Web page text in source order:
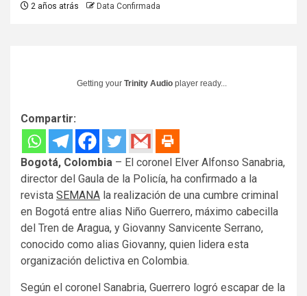
2 años atrás Data Confirmada
Getting your Trinity Audio player ready...
Compartir:
Bogotá, Colombia – El coronel Elver Alfonso Sanabria,
director del Gaula de la Policía, ha confirmado a la
revista SEMANA la realización de una cumbre criminal
en Bogotá entre alias Niño Guerrero, máximo cabecilla
del Tren de Aragua, y Giovanny Sanvicente Serrano,
conocido como alias Giovanny, quien lidera esta
organización delictiva en Colombia.
Según el coronel Sanabria, Guerrero logró escapar de la